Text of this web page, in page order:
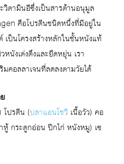
ตามินอีซึ่งเป็นสารต้านอนุมูล
คือโปรตีนชนิดหนึ่งที่มีอยู่ใน
เป็นโครงสร้างหลักในชั้นหนังแท้
นังเต่งตึงและยืดหยุ่น เรา
มคอลลาเจนที่ลดลงตามวัยได้
โปรตีน (ปลาแอนโชวี เนื้อวัว) คอ
หู้ กระดูกอ่อน ปีกไก่ หนังหมู) เซ